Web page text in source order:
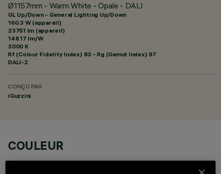
Ø1157mm - Warm White - Opale - DALI
GL Up/Down - General Lighting Up/Down
160.3 W (appareil)
23751 lm (appareil)
148.17 lm/W
3000 K
Rf (Colour Fidelity Index) 83 - Rg (Gamut Index) 97
DALI-2
CONÇU PAR
iGuzzini
COULEUR